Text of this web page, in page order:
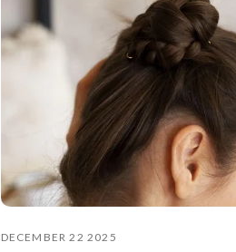
DECEMBER 22 2025